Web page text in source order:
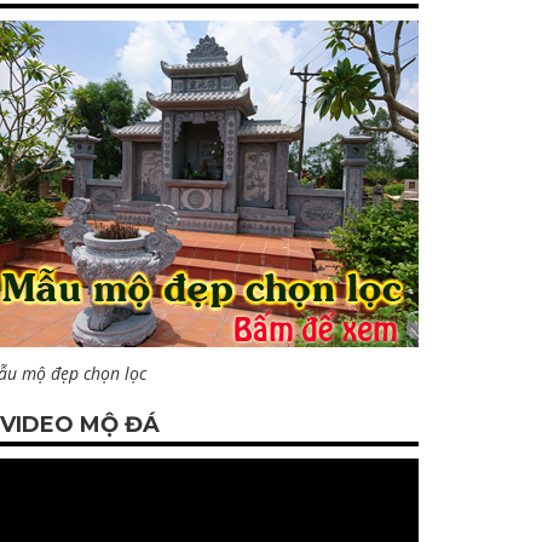
mộ đẹp chọn lọc
VIDEO MỘ ĐÁ